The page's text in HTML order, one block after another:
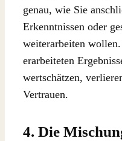
genau, wie Sie
Erkenntnissen oder
weiterarbeiten
erarbeiteten
wertschätzen,
Vertrauen.
4. Die